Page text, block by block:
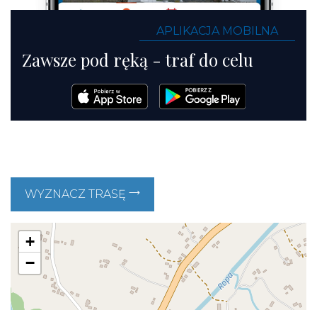
APLIKACJA MOBILNA
Zawsze pod ręką - traf do celu
WYZNACZ TRASĘ
+
−